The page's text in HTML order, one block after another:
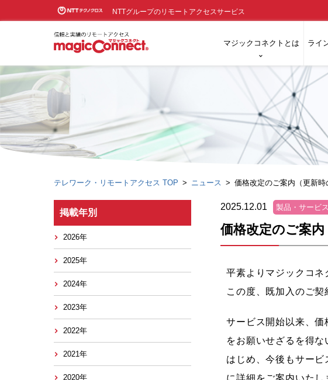
NTTグループのリモートアクセスサービス
マジックコネクトとは ライ
テレワーク・リモートアクセス TOP ニュース 価格改定のご案内（更新時
2025.12.01 製品・サービス
価格改定のご案内
平素よりマジックコネ
この度、既加入のご
サービス開始以来、
をお願いせざるを得
はじめ、今後もサー
に詳細をご案内いたし
掲載年別
2026年
2025年
2024年
2023年
2022年
2021年
2020年